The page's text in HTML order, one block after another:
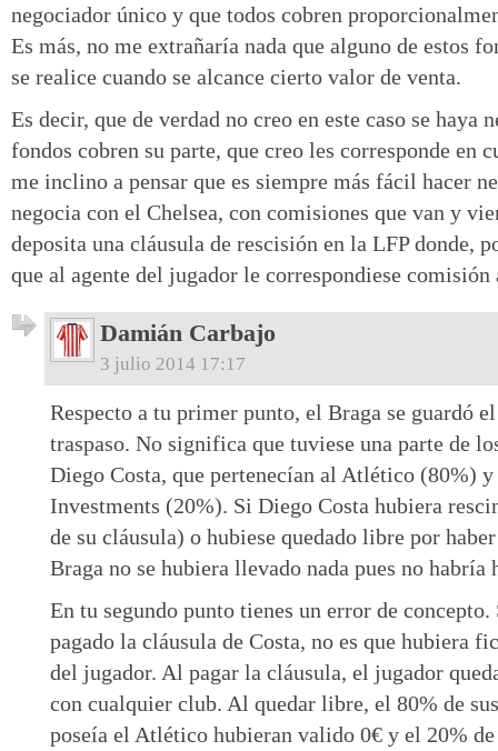
negociador único y que todos cobren
Es más, no me extrañaría nada que alguno de estos
se realice cuando se alcance cierto valor de venta.
Es decir, que de verdad no creo en este caso se haya
fondos cobren su parte, que creo les corresponde en
me inclino a pensar que es siempre más fácil hacer
negocia con el Chelsea, con comisiones que van y
deposita una cláusula de rescisión en la LFP donde,
que al agente del jugador le correspondiese comisión
Damián Carbajo
3 julio 2014 17:17
Respecto a tu primer punto, el Braga se guardó
traspaso. No significa que tuviese una parte de
Diego Costa, que pertenecían al Atlético (80%)
Investments (20%). Si Diego Costa hubiera
de su cláusula) o hubiese quedado libre por
Braga no se hubiera llevado nada pues no habría
En tu segundo punto tienes un error de
pagado la cláusula de Costa, no es que hubiera
del jugador. Al pagar la cláusula, el jugador
con cualquier club. Al quedar libre, el 80% de
poseía el Atlético hubieran valido 0€ y el 20%